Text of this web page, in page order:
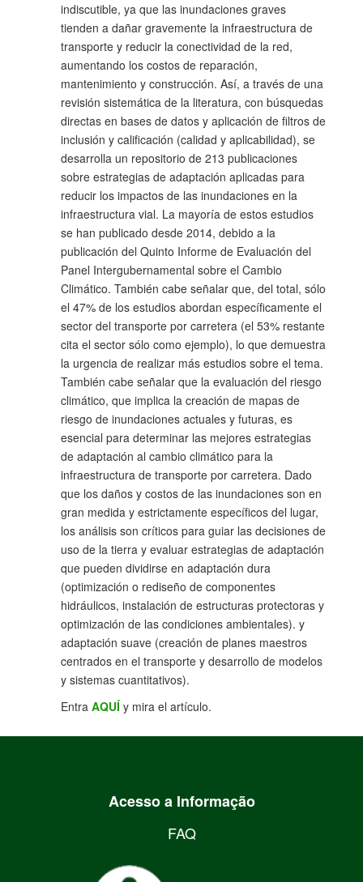
indiscutible, ya que las inundaciones graves
tienden a dañar gravemente la infraestructura de
transporte y reducir la conectividad de la red,
aumentando los costos de reparación,
mantenimiento y construcción. Así, a través de una
revisión sistemática de la literatura, con búsquedas
directas en bases de datos y aplicación de filtros de
inclusión y calificación (calidad y aplicabilidad), se
desarrolla un repositorio de 213 publicaciones
sobre estrategias de adaptación aplicadas para
reducir los impactos de las inundaciones en la
infraestructura vial. La mayoría de estos estudios
se han publicado desde 2014, debido a la
publicación del Quinto Informe de Evaluación del
Panel Intergubernamental sobre el Cambio
Climático. También cabe señalar que, del total, sólo
el 47% de los estudios abordan específicamente el
sector del transporte por carretera (el 53% restante
cita el sector sólo como ejemplo), lo que demuestra
la urgencia de realizar más estudios sobre el tema.
También cabe señalar que la evaluación del riesgo
climático, que implica la creación de mapas de
riesgo de inundaciones actuales y futuras, es
esencial para determinar las mejores estrategias
de adaptación al cambio climático para la
infraestructura de transporte por carretera. Dado
que los daños y costos de las inundaciones son en
gran medida y estrictamente específicos del lugar,
los análisis son críticos para guiar las decisiones de
uso de la tierra y evaluar estrategias de adaptación
que pueden dividirse en adaptación dura
(optimización o rediseño de componentes
hidráulicos, instalación de estructuras protectoras y
optimización de las condiciones ambientales). y
adaptación suave (creación de planes maestros
centrados en el transporte y desarrollo de modelos
y sistemas cuantitativos).
Entra AQUÍ y mira el artículo.
Acesso a Informação
FAQ